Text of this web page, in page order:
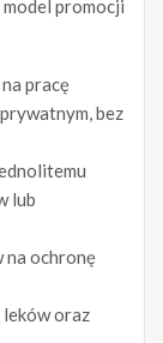
promocji
pracę
bez
lub
na ochronę
leków oraz